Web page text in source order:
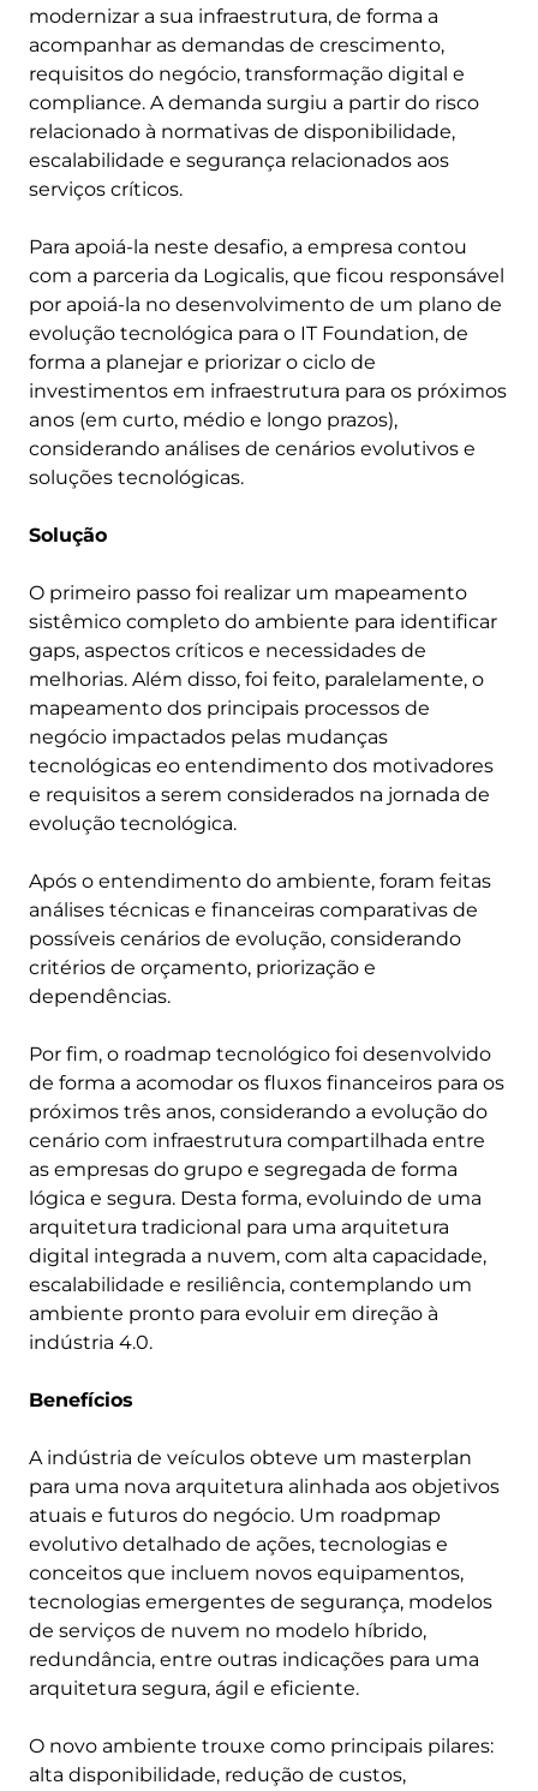
modernizar a sua infraestrutura, de forma a
acompanhar as demandas de crescimento,
requisitos do negócio, transformação digital e
compliance. A demanda surgiu a partir do risco
relacionado à normativas de disponibilidade,
escalabilidade e segurança relacionados aos
serviços críticos.
Para apoiá-la neste desafio, a empresa contou
com a parceria da Logicalis, que ficou responsável
por apoiá-la no desenvolvimento de um plano de
evolução tecnológica para o IT Foundation, de
forma a planejar e priorizar o ciclo de
investimentos em infraestrutura para os próximos
anos (em curto, médio e longo prazos),
considerando análises de cenários evolutivos e
soluções tecnológicas.
Solução
O primeiro passo foi realizar um mapeamento
sistêmico completo do ambiente para identificar
gaps, aspectos críticos e necessidades de
melhorias. Além disso, foi feito, paralelamente, o
mapeamento dos principais processos de
negócio impactados pelas mudanças
tecnológicas eo entendimento dos motivadores
e requisitos a serem considerados na jornada de
evolução tecnológica.
Após o entendimento do ambiente, foram feitas
análises técnicas e financeiras comparativas de
possíveis cenários de evolução, considerando
critérios de orçamento, priorização e
dependências.
Por fim, o roadmap tecnológico foi desenvolvido
de forma a acomodar os fluxos financeiros para os
próximos três anos, considerando a evolução do
cenário com infraestrutura compartilhada entre
as empresas do grupo e segregada de forma
lógica e segura. Desta forma, evoluindo de uma
arquitetura tradicional para uma arquitetura
digital integrada a nuvem, com alta capacidade,
escalabilidade e resiliência, contemplando um
ambiente pronto para evoluir em direção à
indústria 4.0.
Benefícios
A indústria de veículos obteve um masterplan
para uma nova arquitetura alinhada aos objetivos
atuais e futuros do negócio. Um roadpmap
evolutivo detalhado de ações, tecnologias e
conceitos que incluem novos equipamentos,
tecnologias emergentes de segurança, modelos
de serviços de nuvem no modelo híbrido,
redundância, entre outras indicações para uma
arquitetura segura, ágil e eficiente.
O novo ambiente trouxe como principais pilares:
alta disponibilidade, redução de custos,